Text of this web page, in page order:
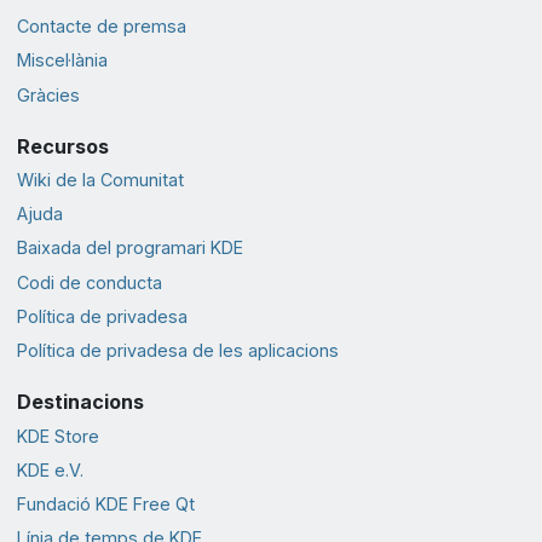
Contacte de premsa
Miscel·lània
Gràcies
Recursos
Wiki de la Comunitat
Ajuda
Baixada del programari KDE
Codi de conducta
Política de privadesa
Política de privadesa de les aplicacions
Destinacions
KDE Store
KDE e.V.
Fundació KDE Free Qt